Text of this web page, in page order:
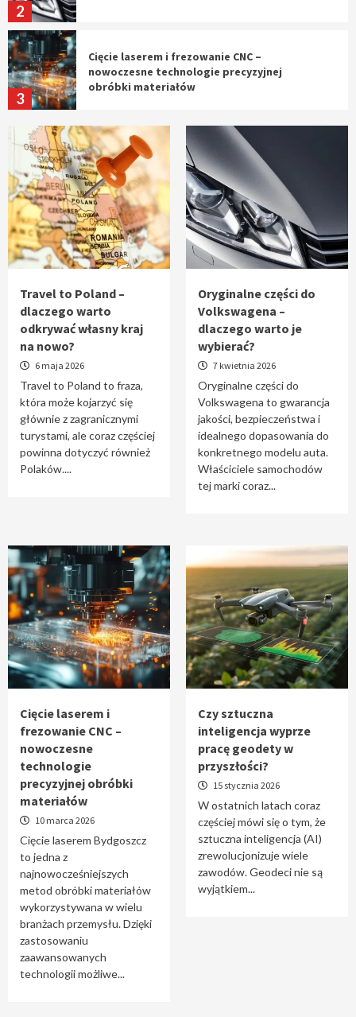
2
3
Cięcie laserem i frezowanie CNC –
nowoczesne technologie precyzyjnej
obróbki materiałów
4
Czy sztuczna inteligencja wyprze pracę
geodety w przyszłości?
5
Tworzenie aplikacji internetowych – jak
powstają nowoczesne rozwiązania cyfrowe
1
Travel to Poland – dlaczego warto odkrywać
własny kraj na nowo?
2
Oryginalne części do Volkswagena –
dlaczego warto je wybierać?
Cięcie laserem i frezowanie CNC –
4
Czy sztuczna inteligencja wyprze pracę
geodety w przyszłości?
5
Tworzenie aplikacji internetowych – jak
powstają nowoczesne rozwiązania cyfrowe
Travel to Poland –
dlaczego warto
odkrywać własny kraj
na nowo?
6 maja 2026
Travel to Poland to fraza,
która może kojarzyć się
głównie z zagranicznymi
turystami, ale coraz częściej
powinna dotyczyć również
Polaków....
Oryginalne części do
Volkswagena –
dlaczego warto je
wybierać?
7 kwietnia 2026
Oryginalne części do
Volkswagena to gwarancja
jakości, bezpieczeństwa i
idealnego dopasowania do
konkretnego modelu auta.
Właściciele samochodów
tej marki coraz...
Cięcie laserem i
frezowanie CNC –
nowoczesne
technologie
precyzyjnej obróbki
materiałów
10 marca 2026
Cięcie laserem Bydgoszcz
to jedna z
najnowocześniejszych
metod obróbki materiałów
wykorzystywana w wielu
branżach przemysłu. Dzięki
zastosowaniu
zaawansowanych
technologii możliwe...
Czy sztuczna
inteligencja wyprze
pracę geodety w
przyszłości?
15 stycznia 2026
W ostatnich latach coraz
częściej mówi się o tym, że
sztuczna inteligencja (AI)
zrewolucjonizuje wiele
zawodów. Geodeci nie są
wyjątkiem...